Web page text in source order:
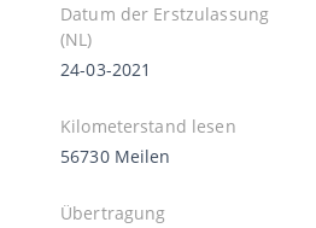
Datum der Erstzulassung
(NL)
24-03-2021
Kilometerstand lesen
56730 Meilen
Übertragung